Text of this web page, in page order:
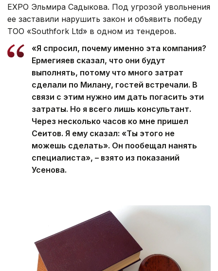
EXPO Эльмира Садыкова. Под угрозой увольнения
ее заставили нарушить закон и объявить победу
ТОО «Southfork Ltd» в одном из тендеров.
«Я спросил, почему именно эта компания?
Ермегияев сказал, что они будут
выполнять, потому что много затрат
сделали по Милану, гостей встречали. В
связи с этим нужно им дать погасить эти
затраты. Но я всего лишь консультант.
Через несколько часов ко мне пришел
Сеитов. Я ему сказал: «Ты этого не
можешь сделать». Он пообещал нанять
специалиста», – взято из показаний
Усенова.